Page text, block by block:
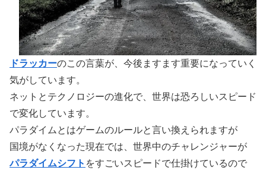
ドラッカーのこの言葉が、今後ますます重要になっていく
気がしています。
ネットとテクノロジーの進化で、世界は恐ろしいスピード
で変化しています。
パラダイムとはゲームのルールと言い換えられますが
国境がなくなった現在では、世界中のチャレンジャーが
パラダイムシフト をすごいスピードで仕掛けているので